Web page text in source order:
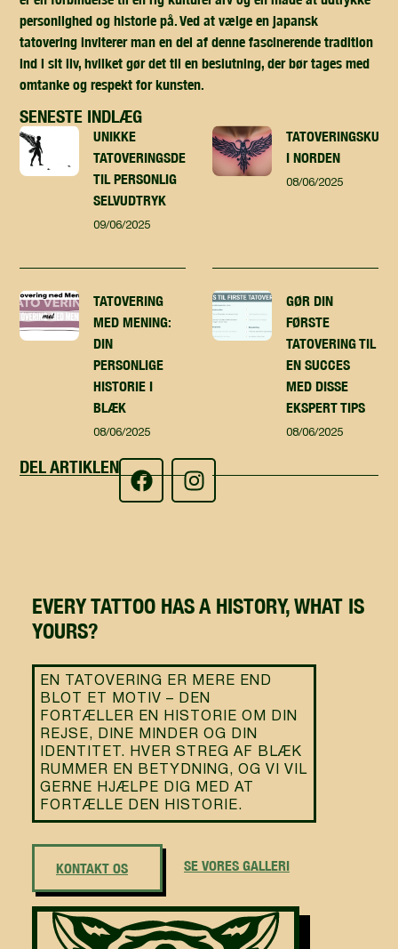
personlighed og historie på. Ved at vælge en japansk
tatovering inviterer man en del af denne fascinerende tradition
ind i sit liv, hvilket gør det til en beslutning, der bør tages med
omtanke og respekt for kunsten.
SENESTE INDLÆG
UNIKKE
TATOVERINGSDESIGN
TIL PERSONLIG
SELVUDTRYK
09/06/2025
TATOVERINGSKUNST
I NORDEN
08/06/2025
TATOVERING
MED MENING:
DIN
PERSONLIGE
HISTORIE I
BLÆK
08/06/2025
GØR DIN
FØRSTE
TATOVERING TIL
EN SUCCES
MED DISSE
EKSPERT TIPS
08/06/2025
DEL ARTIKLEN
EVERY TATTOO HAS A HISTORY, WHAT IS
YOURS?
EN TATOVERING ER MERE END
BLOT ET MOTIV – DEN
FORTÆLLER EN HISTORIE OM DIN
REJSE, DINE MINDER OG DIN
IDENTITET. HVER STREG AF BLÆK
RUMMER EN BETYDNING, OG VI VIL
GERNE HJÆLPE DIG MED AT
FORTÆLLE DEN HISTORIE.
KONTAKT OS SE VORES GALLERI